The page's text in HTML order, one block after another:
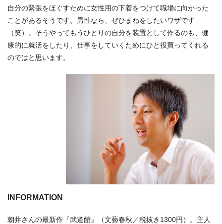
自分の緊張をほぐすために女性用の下着をつけて職場に向かった
ことがあるそうです。男性なら、ぜひまねをしたいワザです
（笑）。そうやってもうひとりの自分を装置として作るのも、健
康的に就活をしたり、仕事をしていくためにひと役買ってくれる
のではと思います。
INFORMATION
朝井さんの最新作『武道館』（文藝春秋／税抜き1300円）。主人